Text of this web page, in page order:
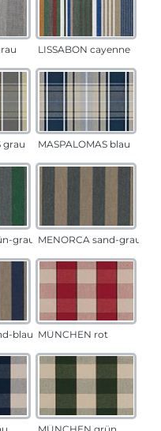
LISSABON cayenne
grau MASPALOMAS blau
grau MENORCA sand-grau
blau MÜNCHEN rot